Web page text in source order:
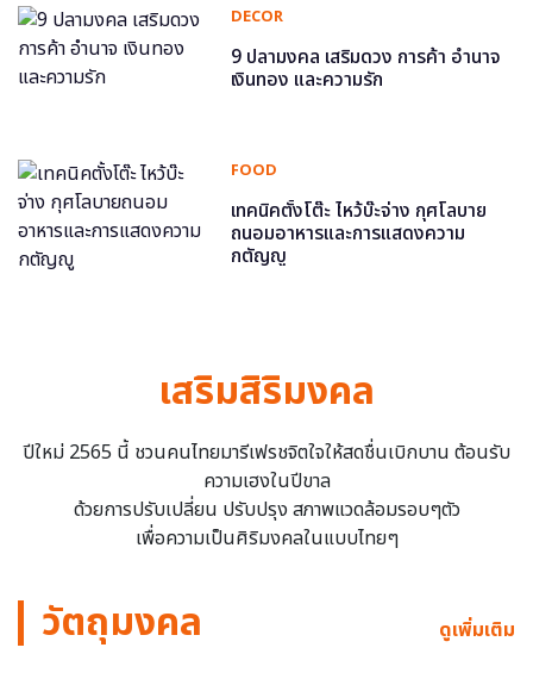
DECOR
9 ปลามงคล เสริมดวง การค้า อำนาจ
เงินทอง และความรัก
FOOD
เทคนิคตั้งโต๊ะ ไหว้บ๊ะจ่าง กุศโลบาย
ถนอมอาหารและการแสดงความ
กตัญญู
เสริมสิริมงคล
ปีใหม่ 2565 นี้ ชวนคนไทยมารีเฟรชจิตใจให้สดชื่นเบิกบาน ต้อนรับ
ความเฮงในปีขาล
ด้วยการปรับเปลี่ยน ปรับปรุง สภาพแวดล้อมรอบๆตัว
เพื่อความเป็นศิริมงคลในแบบไทยๆ
วัตถุมงคล ดูเพิ่มเติม